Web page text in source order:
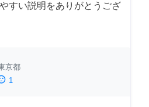
すい説明をありがとうござ
京都
1